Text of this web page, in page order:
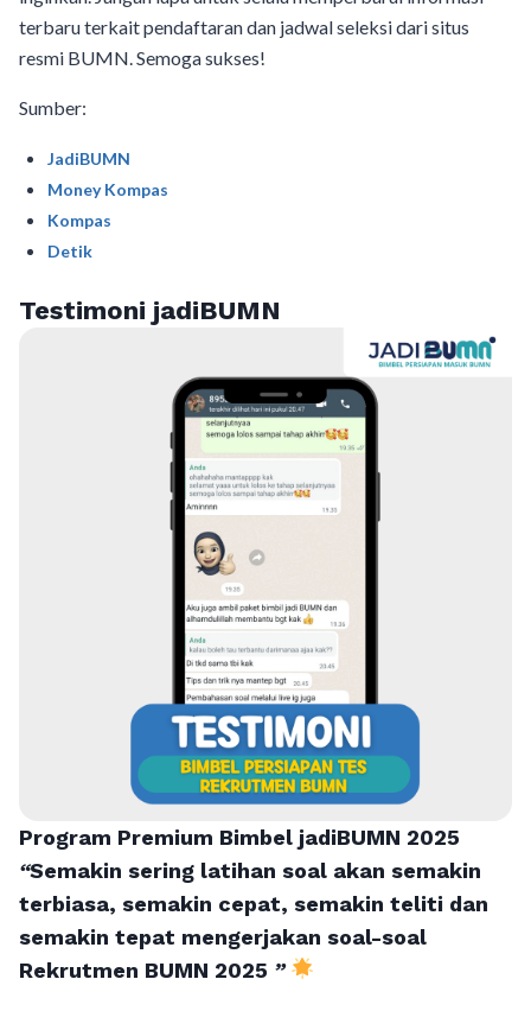
terbaru terkait pendaftaran dan jadwal seleksi dari situs
resmi BUMN. Semoga sukses!
Sumber:
JadiBUMN
Money Kompas
Kompas
Detik
Testimoni jadiBUMN
Program Premium Bimbel jadiBUMN 2025
“Semakin sering latihan soal akan semakin
terbiasa, semakin cepat, semakin teliti dan
semakin tepat mengerjakan soal-soal
Rekrutmen BUMN 2025 ”